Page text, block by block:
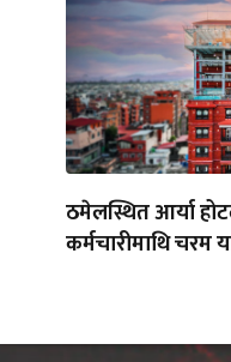
ठमेलस्थित आर्या
कर्मचारीमाथि चरम